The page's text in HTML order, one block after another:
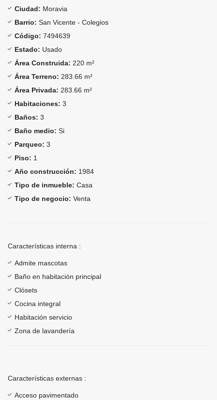
Ciudad: Moravia
Barrio: San Vicente - Colegios
Código: 7494639
Estado: Usado
Área Construida: 220 m²
Área Terreno: 283.66 m²
Área Privada: 283.66 m²
Habitaciones: 3
Baños: 3
Baño medio: Si
Parqueo: 3
Piso: 1
Año construcción: 1984
Tipo de inmueble: Casa
Tipo de negocio: Venta
Características interna :
Admite mascotas
Baño en habitación principal
Clósets
Cocina integral
Habitación servicio
Zona de lavandería
Características externas :
Acceso pavimentado